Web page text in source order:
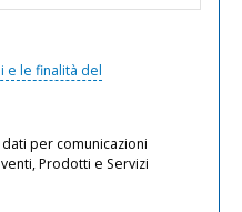
e le finalità del
per comunicazioni
Prodotti e Servizi